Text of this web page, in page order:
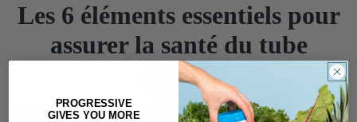
Les 6 éléments essentiels pour
assurer la santé du tube
digestif
9 avril 2020
PROGRESSIVE
GIVES YOU MORE